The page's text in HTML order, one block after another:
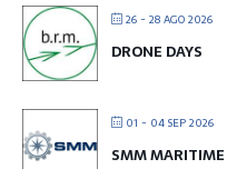
26 - 28 AGO 2026
DRONE DAYS
01 - 04 SEP 2026
SMM MARITIME